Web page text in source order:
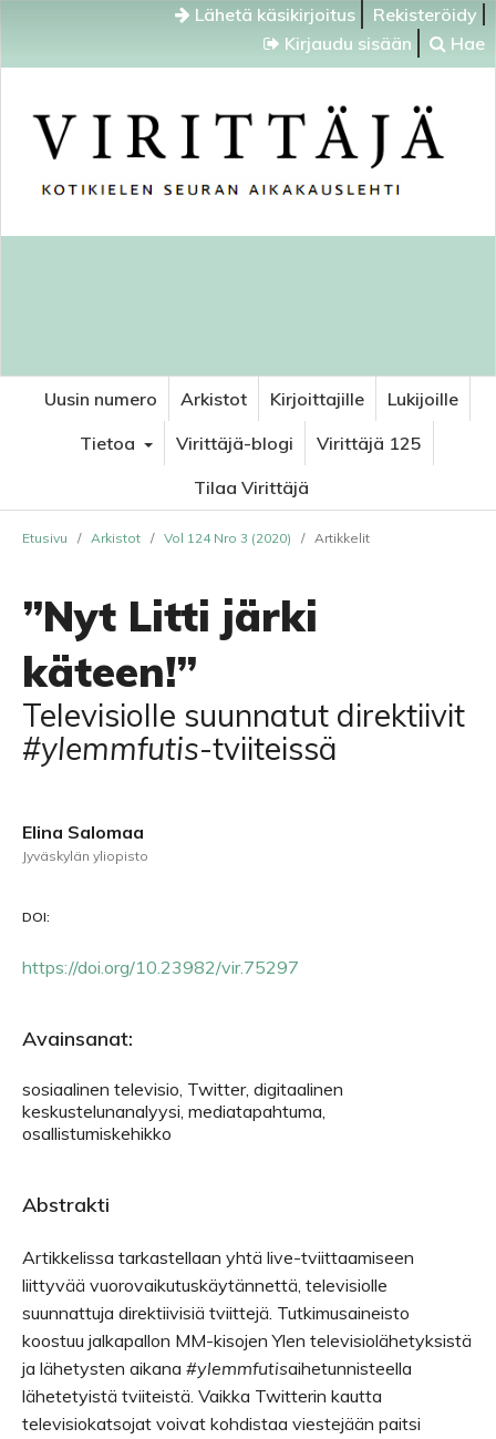
Lähetä käsikirjoitus
Rekisteröidy
Kirjaudu sisään
Hae
Uusin numero Arkistot Kirjoittajille
Lukijoille
Tietoa
Virittäjä-blogi
Virittäjä 125
Tilaa Virittäjä
Etusivu / Arkistot / Vol 124 Nro 3 (2020) / Artikkelit
”Nyt Litti järki
käteen!”
Televisiolle suunnatut direktiivit
#ylemmfutis-tviiteissä
Elina Salomaa
Jyväskylän yliopisto
DOI:
https://doi.org/10.23982/vir.75297
Avainsanat:
sosiaalinen televisio, Twitter, digitaalinen
keskustelunanalyysi, mediatapahtuma,
osallistumiskehikko
Abstrakti
Artikkelissa tarkastellaan yhtä live-tviittaamiseen
liittyvää vuorovaikutuskäytännettä, televisiolle
suunnattuja direktiivisiä tviittejä. Tutkimusaineisto
koostuu jalkapallon MM-kisojen Ylen televisiolähetyksistä
ja lähetysten aikana #ylemmfutis­aihetunnisteella
lähetetyistä tviiteistä. Vaikka Twitterin kautta
televisiokatsojat voivat kohdistaa viestejään paitsi